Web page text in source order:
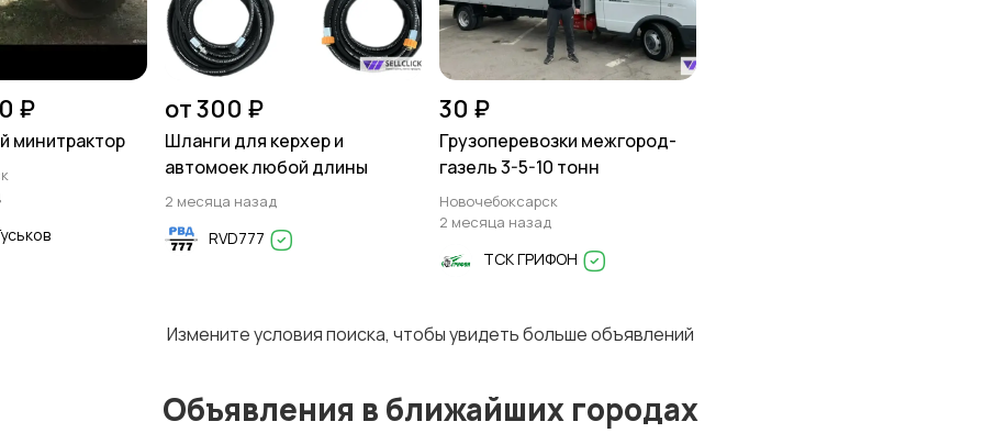
₽
минитрактор
от 300 ₽
Шланги для керхер и
автомоек любой длины
2 месяца назад
RVD777
30 ₽
Грузоперевозки межгород-
газель 3-5-10 тонн
Новочебоксарск
2 месяца назад
ТСК ГРИФОН
Измените условия поиска, чтобы увидеть больше объявлений
Объявления в ближайших городах